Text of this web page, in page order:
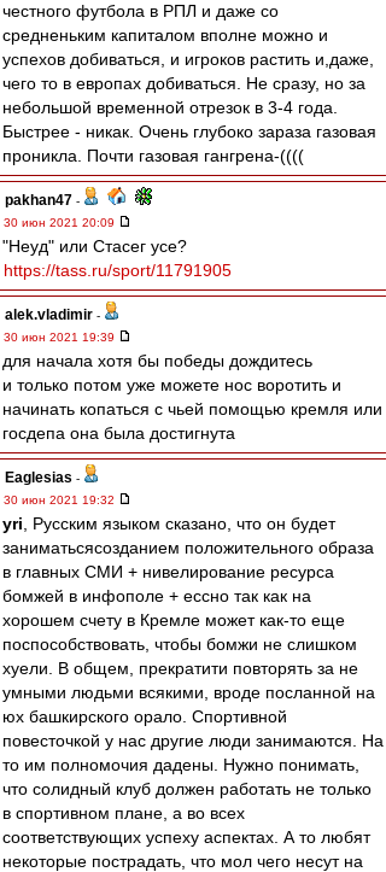
честного футбола в РПЛ и даже со
средненьким капиталом вполне можно и
успехов добиваться, и игроков растить и,даже,
чего то в европах добиваться. Не сразу, но за
небольшой временной отрезок в 3-4 года.
Быстрее - никак. Очень глубоко зараза газовая
проникла. Почти газовая гангрена-((((
pakhan47 -
30 июн 2021 20:09
"Неуд" или Стасег усе?
https://tass.ru/sport/11791905
alek.vladimir -
30 июн 2021 19:39
для начала хотя бы победы дождитесь
и только потом уже можете нос воротить и
начинать копаться с чьей помощью кремля или
госдепа она была достигнута
Eaglesias -
30 июн 2021 19:32
yri , Русским языком сказано, что он будет
заниматьсясозданием положительного образа
в главных СМИ + нивелирование ресурса
бомжей в инфополе + ессно так как на
хорошем счету в Кремле может как-то еще
поспособствовать, чтобы бомжи не слишком
хуели. В общем, прекратити повторять за не
умными людьми всякими, вроде посланной на
юх башкирского орало. Спортивной
повесточкой у нас другие люди занимаются. На
то им полномочия дадены. Нужно понимать,
что солидный клуб должен работать не только
в спортивном плане, а во всех
соответствующих успеху аспектах. А то любят
некоторые пострадать, что мол чего несут на